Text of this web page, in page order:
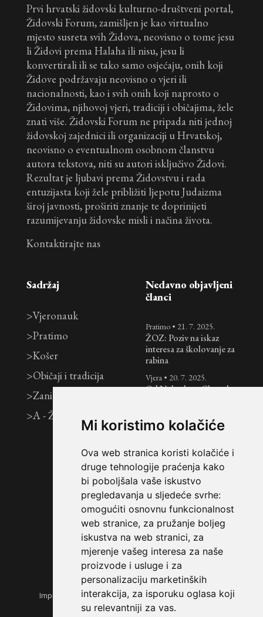
Mi koristimo kolačiće
Ova web stranica koristi kolačiće i
druge tehnologije praćenja kako
bi poboljšala vaše iskustvo
pregledavanja u sljedeće svrhe:
omogućiti osnovnu funkcionalnost
web stranice, za pružanje boljeg
iskustva na web stranici, za
mjerenje vašeg interesa za naše
proizvode i usluge i za
personalizaciju marketinških
interakcija, za isporuku oglasa koji
su relevantniji za vas.
Prvi hrvatski židovski kulturno-društveni portal,
Židovski Forum, zamišljen je kao virtualno
mjesto susreta svih Židova, neovisno o tome jesu
li Židovi prema Halaha ili nisu, jesu li
konvertirali ili se tako samo osjećaju, onih koji
Židove podržavaju neovisno o vjeri ili
nacionalnosti, kao i svih onih koji naprosto o
Židovima, njihovoj vjeri, tradiciji i običajima, žele
znati više. Židovski Forum ne pripada niti jednoj
židovskoj zajednici ili organizaciji u Hrvatskoj,
neovisno o eventualnom osobnom članstvu
autora tekstova, niti su autori isključivo Židovi.
Rezultat je ljubavi prema Židovstvu i rada
entuzijasta koji žele približiti ljepotu Judaizma
široj javnosti, proširiti znanje te doprinijeti
razumijevanju židovske misli i načina života.
Kontaktirajte nas
Sadržaj
>Vjeronauk
>Pratimo
>Košer
>Običaji i tradicija
>Zanimljivosti
>A - Ž
Nedavno objavljeni
članci
Pratimo • 21. 7. 2025.
ŽOZ: Poziv na iskaz
interesa za školovanje za
rabina
Vjera • 20. 7. 2025.
Od Nebeskog Glasa do
vjenčanje
Tri tjedna i Tiša B’Av:
razdoblje žalovanja nad
uništenjem Svetih
Hramova
Košer • 7. 7. 2025.
Jednostavan i brz recept
za pita kruh
Impressum Opći uvjeti korištenja|Zaštita privatnosti